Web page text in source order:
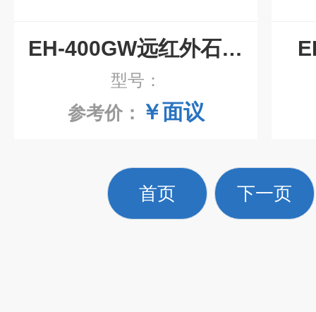
EH-400GW远红外石墨电热板
型号：
参考价： ￥面议
首页 下一页